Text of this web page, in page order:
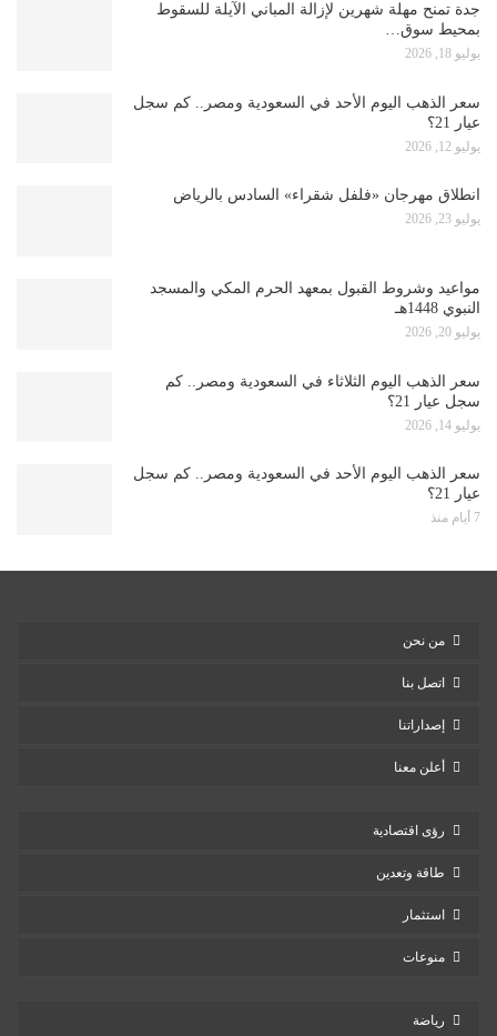
جدة تمنح مهلة شهرين لإزالة المباني الآيلة للسقوط
بمحيط سوق…
يوليو 18, 2026
سعر الذهب اليوم الأحد في السعودية ومصر.. كم سجل
عيار 21؟
يوليو 12, 2026
انطلاق مهرجان «فلفل شقراء» السادس بالرياض
يوليو 23, 2026
مواعيد وشروط القبول بمعهد الحرم المكي والمسجد
النبوي 1448هـ
يوليو 20, 2026
سعر الذهب اليوم الثلاثاء في السعودية ومصر.. كم
سجل عيار 21؟
يوليو 14, 2026
سعر الذهب اليوم الأحد في السعودية ومصر.. كم سجل
عيار 21؟
7 أيام منذ
من نحن
اتصل بنا
إصداراتنا
أعلن معنا
رؤى اقتصادية
طاقة وتعدين
استثمار
منوعات
رياضة